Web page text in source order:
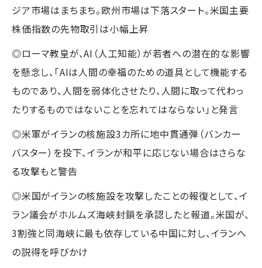
ジア市場はまちまち。欧州市場は下落スタート。米国主要
株価指数の先物取引は小幅上昇
◎ローマ教皇が、AI（人工知能）が若者への潜在的な影響
を懸念し、「AIは人間の幸福のための道具として機能する
ものであり、人間を弱体化させたり、人間に取って代わっ
たりするものではないことを忘れてはならない」と発言
◎米軍がイランの核施設3カ所に地中貫通弾（バンカー
バスター）を投下、イランが和平に応じない場合はさらな
る攻撃もと警告
◎米国がイランの核施設を攻撃したことの報復として、イ
ラン議会がホルムズ海峡封鎖を承認したと報道。米国が、
3割強と同海峡に最も依存している中国に対し、イランへ
の説得を呼びかけ